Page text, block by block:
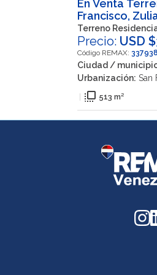
En Venta
Francisco,
Terreno
Precio: USD
Código REMAX: 337938
Ciudad /
Urbanización: San
| flip_to_front 513 m²